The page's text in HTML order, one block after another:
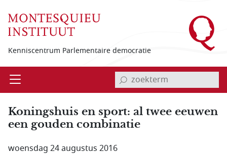
Kenniscentrum Parlementaire democratie
Open invoerveld zoekterm
Koningshuis en sport: al twee eeuwen
een gouden combinatie
woensdag 24 augustus 2016